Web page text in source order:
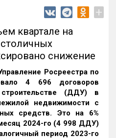
+
квартале на
снижение
Росреестра по
4 696 договоров
(ДДУ) в
недвижимости с
средств. Это на 6%
2024-го (4 998 ДДУ)
период 2023-го